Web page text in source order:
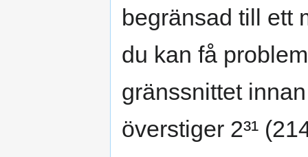
begränsad till ett
du kan få
gränssnittet
överstiger 2³¹